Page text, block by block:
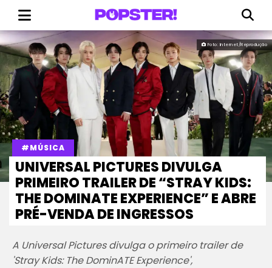
Foto: Internet/Reprodução
#MÚSICA
UNIVERSAL PICTURES DIVULGA
PRIMEIRO TRAILER DE “STRAY KIDS:
THE DOMINATE EXPERIENCE” E ABRE
PRÉ-VENDA DE INGRESSOS
A Universal Pictures divulga o primeiro trailer de
'Stray Kids: The DominATE Experience',